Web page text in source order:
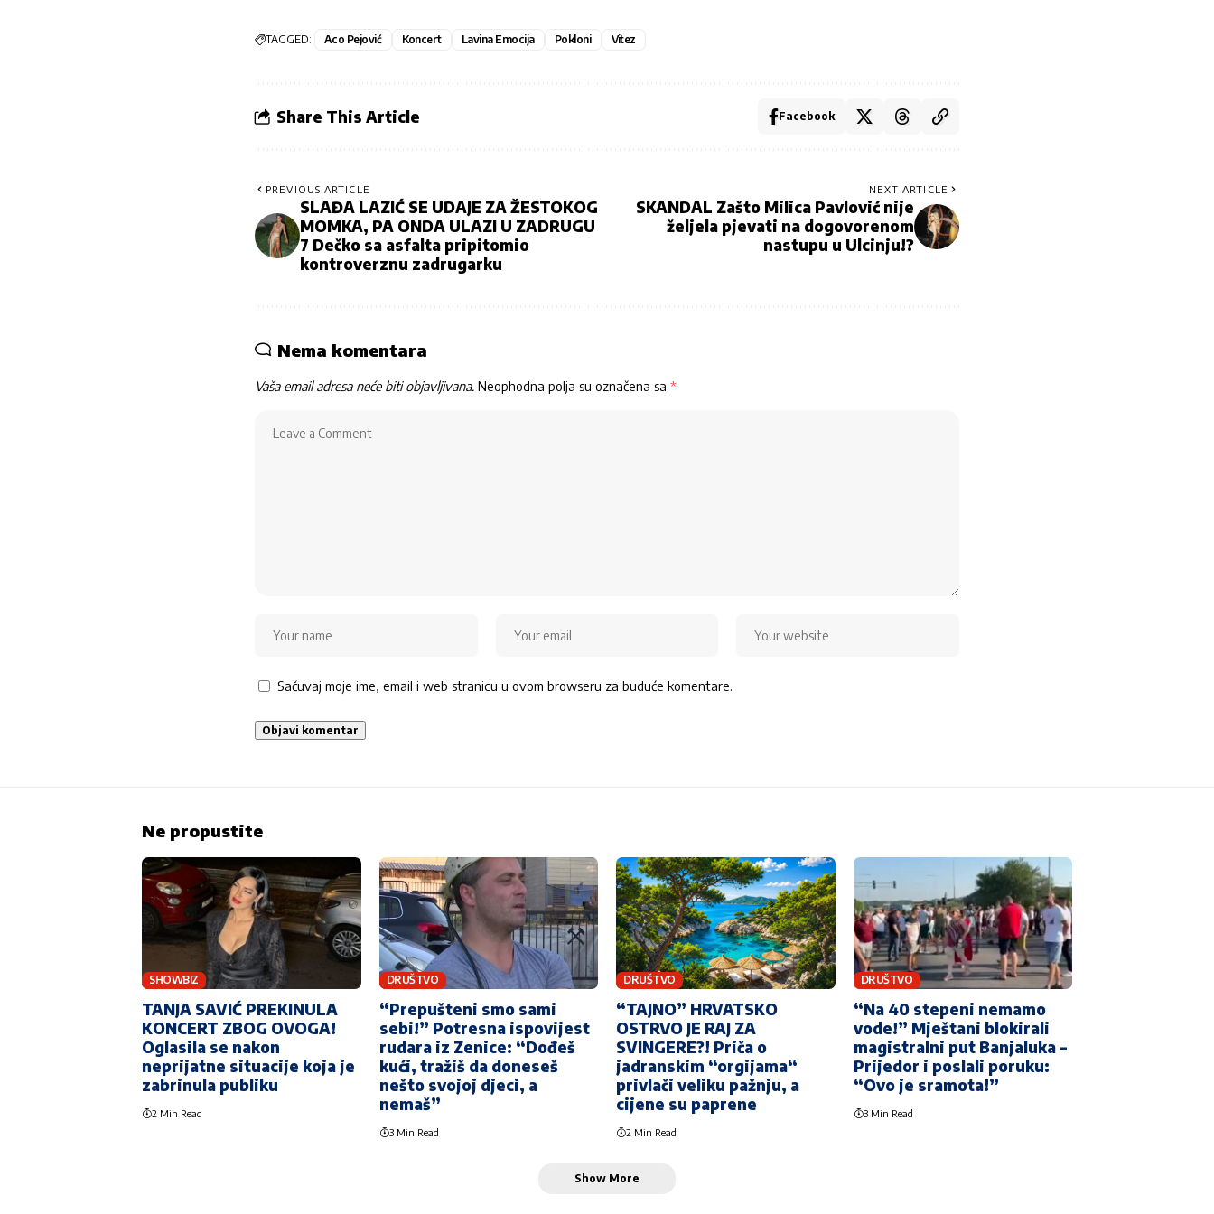
TAGGED: Aco Pejović Koncert Lavina Emocija Pokloni Vitez
Share This Article Facebook
PREVIOUS ARTICLE
SLAĐA LAZIĆ SE UDAJE ZA ŽESTOKOG
MOMKA, PA ONDA ULAZI U ZADRUGU
7 Dečko sa asfalta pripitomio
kontroverznu zadrugarku
NEXT ARTICLE
SKANDAL Zašto Milica Pavlović nije
željela pjevati na dogovorenom
nastupu u Ulcinju!?
Nema komentara
Vaša email adresa neće biti objavljivana. Neophodna polja su označena sa *
Sačuvaj moje ime, email i web stranicu u ovom browseru za buduće komentare.
Ne propustite
SHOWBIZ
TANJA SAVIĆ PREKINULA
KONCERT ZBOG OVOGA!
Oglasila se nakon
neprijatne situacije koja je
zabrinula publiku
2 Min Read
DRUŠTVO
“Prepušteni smo sami
sebi!” Potresna ispovijest
rudara iz Zenice: “Dođeš
kući, tražiš da doneseš
nešto svojoj djeci, a
nemaš”
3 Min Read
DRUŠTVO
“TAJNO” HRVATSKO
OSTRVO JE RAJ ZA
SVINGERE?! Priča o
jadranskim “orgijama“
privlači veliku pažnju, a
cijene su paprene
2 Min Read
DRUŠTVO
“Na 40 stepeni nemamo
vode!” Mještani blokirali
magistralni put Banjaluka –
Prijedor i poslali poruku:
“Ovo je sramota!”
3 Min Read
Show More